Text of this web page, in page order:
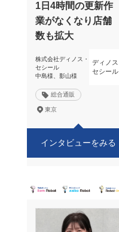
1日4時間の更新作
業がなくなり店舗
数も拡大
株式会社ディノス・
セシール
中島様、影山様
総合通販
東京
ディノス
セシール
インタビューをみる